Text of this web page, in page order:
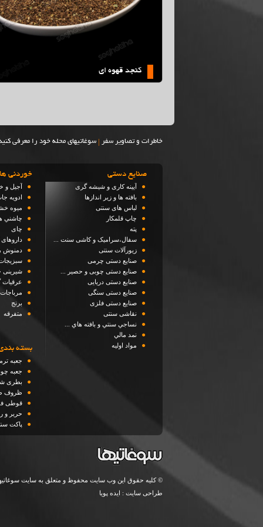
کنجد قهوه ای
خاطرات و تصاویر سفر | سوغاتیهای محله خود را معرفی
صنایع دستی
● آیینه کاری و شیشه گری
● بافته ها و زیر اندازها
● لباس های سنتی
● چاپ قلمکار
● پته
● سفال،سرامیک و کاشی سنت ...
● زیورآلات سنتی
● صنایع دستی چرمی
● صنایع دستی چوبی و حصیر ...
● صنایع دستی دریایی
● صنایع دستی سنگی
● صنایع دستی فلزی
● نقاشی سنتی
● نساجي سنتي و بافته هاي ...
● نمد مالي
● مواد اوليه
خوردنی
● آجیل و
● ادویه
● میوه
● چاشني
● چای
●
● دمنوش
●
● شیرینی
● عرقیات
●
● برنج
● متفرقه
بسته
● جعبه
● جعبه
● بطری
● ظروف
● قوطی
● حریر و
● پاکت
© کلیه حقوق این وب سایت محفوظ و متعلق به سایت
طراحی سایت : ایده پویا